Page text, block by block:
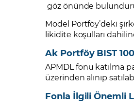
göz önünde
Model Portföy’deki
likidite koşulları
Ak Portföy BIST
APMDL fonu katılma
üzerinden alınıp
Fonla İlgili Önemli